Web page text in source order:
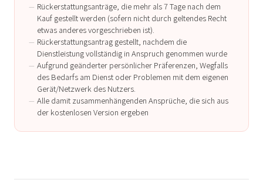
Rückerstattungsanträge, die mehr als 7 Tage nach dem
Kauf gestellt werden (sofern nicht durch geltendes Recht
etwas anderes vorgeschrieben ist).
Rückerstattungsantrag gestellt, nachdem die
Dienstleistung vollständig in Anspruch genommen wurde
Aufgrund geänderter persönlicher Präferenzen, Wegfalls
des Bedarfs am Dienst oder Problemen mit dem eigenen
Gerät/Netzwerk des Nutzers.
Alle damit zusammenhängenden Ansprüche, die sich aus
der kostenlosen Version ergeben